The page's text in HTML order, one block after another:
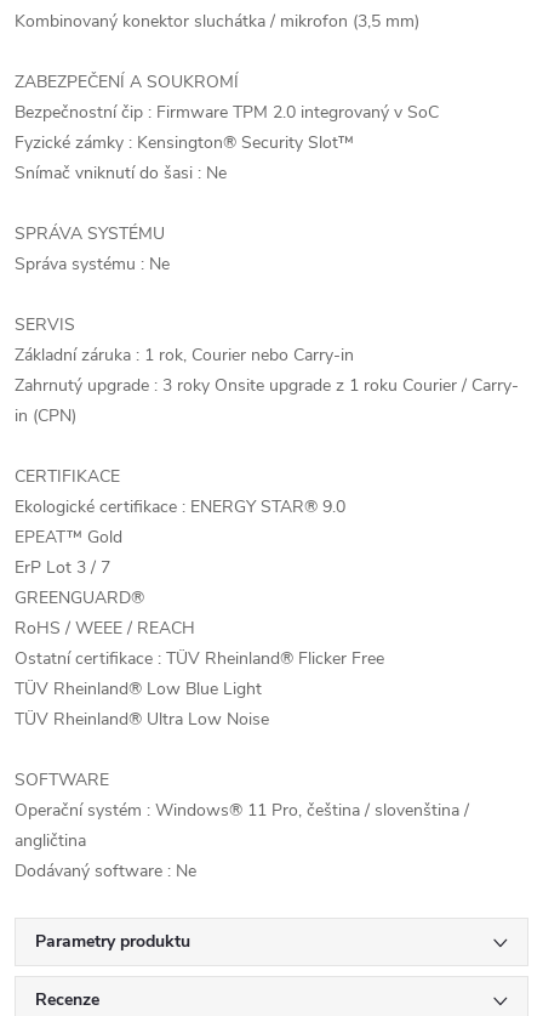
Kombinovaný konektor sluchátka / mikrofon (3,5 mm)
ZABEZPEČENÍ A SOUKROMÍ
Bezpečnostní čip : Firmware TPM 2.0 integrovaný v SoC
Fyzické zámky : Kensington® Security Slot™
Snímač vniknutí do šasi : Ne
SPRÁVA SYSTÉMU
Správa systému : Ne
SERVIS
Základní záruka : 1 rok, Courier nebo Carry-in
Zahrnutý upgrade : 3 roky Onsite upgrade z 1 roku Courier / Carry-
in (CPN)
CERTIFIKACE
Ekologické certifikace : ENERGY STAR® 9.0
EPEAT™ Gold
ErP Lot 3 / 7
GREENGUARD®
RoHS / WEEE / REACH
Ostatní certifikace : TÜV Rheinland® Flicker Free
TÜV Rheinland® Low Blue Light
TÜV Rheinland® Ultra Low Noise
SOFTWARE
Operační systém : Windows® 11 Pro, čeština / slovenština /
angličtina
Dodávaný software : Ne
Parametry produktu
Recenze